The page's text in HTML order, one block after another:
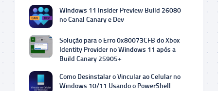
Windows 11 Insider Preview Build 26080
no Canal Canary e Dev
Solução para o Erro 0x80073CFB do Xbox
Identity Provider no Windows 11 após a
Build Canary 25905+
Como Desinstalar o Vincular ao Celular no
Windows 10/11 Usando o PowerShell